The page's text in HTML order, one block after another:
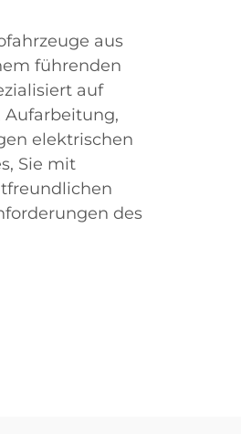
aus
führenden
auf
Aufarbeitung,
elektrischen
Sie mit
des